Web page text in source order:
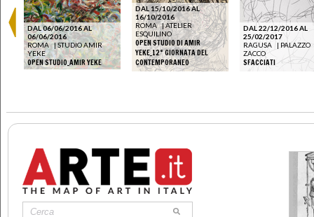
DAL 06/06/2016 AL
06/06/2016
ROMA |STUDIO AMIR
YEKE
OPEN STUDIO_AMIR YEKE
DAL 15/10/2016 AL
16/10/2016
ROMA |ATELIER
ESQUILINO
OPEN STUDIO DI AMIR
YEKE_12° GIORNATA DEL
CONTEMPORANEO
DAL 22/12/2016 AL
25/02/2017
RAGUSA
| PALAZZO
ZACCO
SFACCIATI